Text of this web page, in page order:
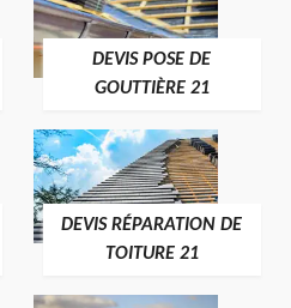
DEVIS POSE DE
GOUTTIÈRE 21
DEVIS RÉPARATION DE
TOITURE 21